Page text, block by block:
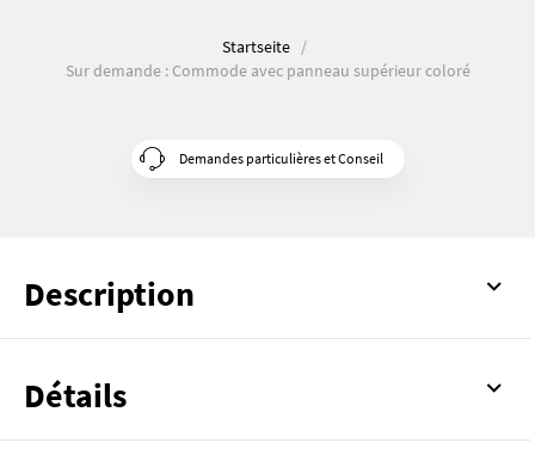
Startseite
Sur demande : Commode avec panneau supérieur coloré
Demandes particulières et Conseil
Description
Détails